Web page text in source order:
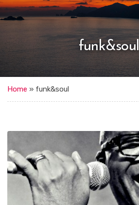
funk&soul
Home » funk&soul